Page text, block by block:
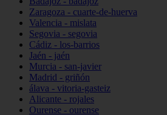
Zaragoza - cuarte-de-huerva
Valencia - mislata
Segovia - segovia
Cádiz - los-barrios
Jaén - jaén
Murcia - san-javier
Madrid - griñón
álava - vitoria-gasteiz
Alicante - rojales
Ourense - ourense